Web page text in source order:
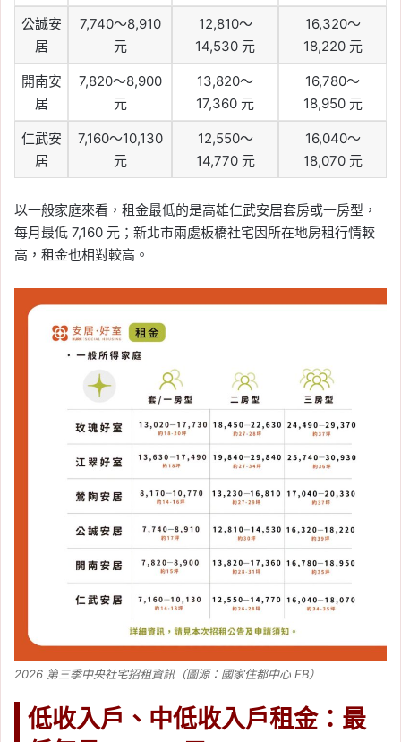
公誠安
居
7,740～8,910
元
12,810～
14,530 元
16,320～
18,220 元
開南安
居
7,820～8,900
元
13,820～
17,360 元
16,780～
18,950 元
仁武安
居
7,160～10,130
元
12,550～
14,770 元
16,040～
18,070 元
以一般家庭來看，租金最低的是高雄仁武安居套房或一房型，
每月最低 7,160 元；新北市兩處板橋社宅因所在地房租行情較
高，租金也相對較高。
2026 第三季中央社宅招租資訊（圖源：國家住都中心 FB）
低收入戶、中低收入戶租金：最